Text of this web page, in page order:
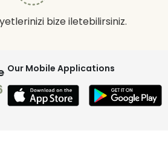
bize iletebilirsiniz.
Our Mobile Applications